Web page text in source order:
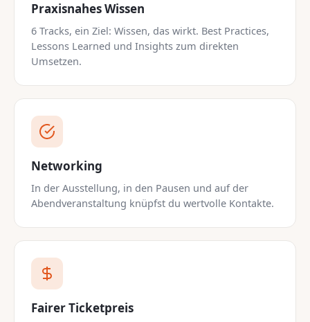
Praxisnahes Wissen
6 Tracks, ein Ziel: Wissen, das wirkt. Best Practices,
Lessons Learned und Insights zum direkten
Umsetzen.
Networking
In der Ausstellung, in den Pausen und auf der
Abendveranstaltung knüpfst du wertvolle Kontakte.
Fairer Ticketpreis